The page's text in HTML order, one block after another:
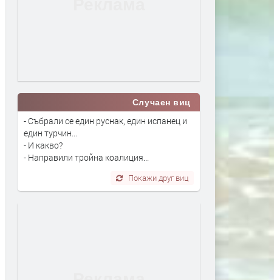
Случаен виц
- Събрали се един руснак, един испанец и
един турчин...
- И какво?
- Направили тройна коалиция...
Покажи друг виц